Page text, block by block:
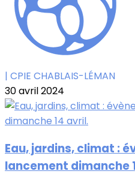
| CPIE CHABLAIS-LÉMAN
30 avril 2024
Eau, jardins, climat :
lancement dimanche